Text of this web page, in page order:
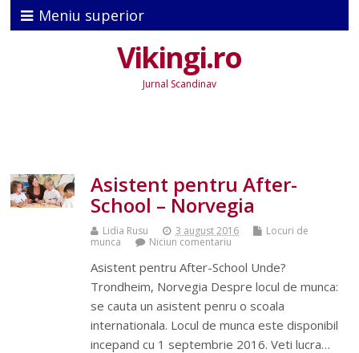
Meniu superior
Vikingi.ro
Jurnal Scandinav
Asistent pentru After-
School – Norvegia
Lidia Rusu 3 august 2016
Locuri de
munca
Niciun comentariu
Asistent pentru After-School Unde?
Trondheim, Norvegia Despre locul de munca:
se cauta un asistent penru o scoala
internationala. Locul de munca este disponibil
incepand cu 1 septembrie 2016. Veti lucra…